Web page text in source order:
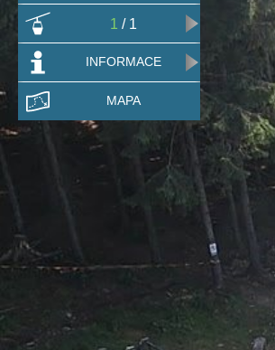
1 / 1
INFORMACE
MAPA